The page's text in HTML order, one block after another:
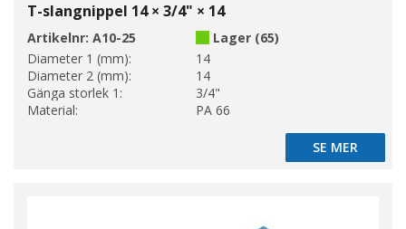
T-slangnippel 14 × 3/4" × 14
Artikelnr: A10-25
Lager (65)
Diameter 1 (mm):
14
Diameter 2 (mm):
14
Gänga storlek 1:
3/4"
Material:
PA 66
SE MER
SE MER